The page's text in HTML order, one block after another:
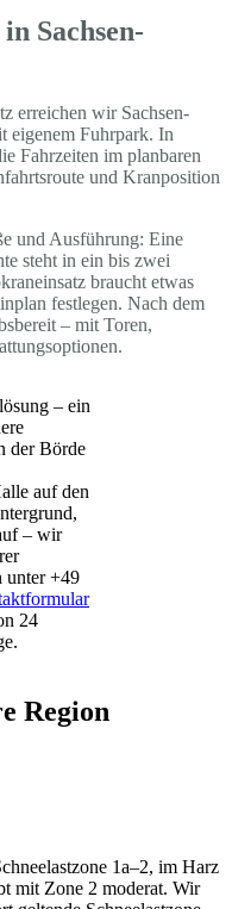
Sachsen-
erreichen wir Sachsen-
eigenem Fuhrpark. In
Fahrzeiten im planbaren
und Kranposition
und Ausführung: Eine
steht in ein bis zwei
braucht etwas
festlegen. Nach dem
– mit Toren,
– ein
der Börde
auf den
– wir
unter +49
24
Region
1a–2, im Harz
mit Zone 2 moderat. Wir